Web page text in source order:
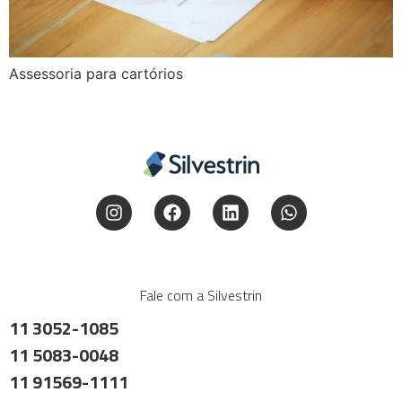
Assessoria para cartórios
Fale com a Silvestrin
11 3052-1085
11 5083-0048
11 91569-1111